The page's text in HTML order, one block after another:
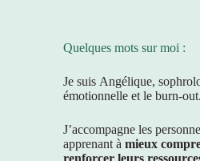
Quelques mots sur moi :
Je suis Angélique,
émotionnelle et le burn-out.
J’accompagne les
apprenant àmieux
renforcer leurs